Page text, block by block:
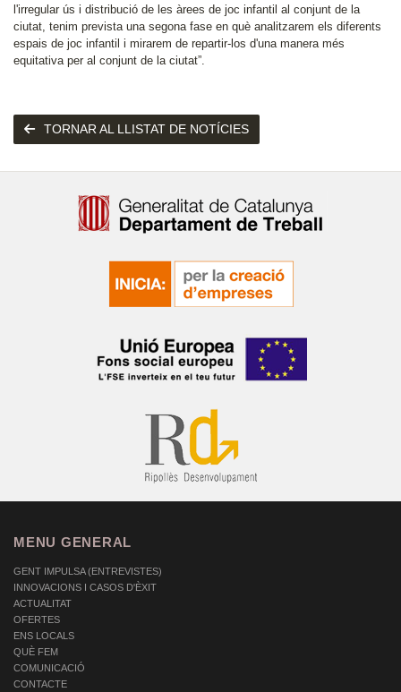
l'irregular ús i distribució de les àrees de joc infantil al conjunt de la
ciutat, tenim prevista una segona fase en què analitzarem els diferents
espais de joc infantil i mirarem de repartir-los d'una manera més
equitativa per al conjunt de la ciutat”.
TORNAR AL LLISTAT DE NOTÍCIES
MENU GENERAL
GENT IMPULSA (ENTREVISTES)
INNOVACIONS I CASOS D'ÈXIT
ACTUALITAT
OFERTES
ENS LOCALS
QUÈ FEM
COMUNICACIÓ
CONTACTE